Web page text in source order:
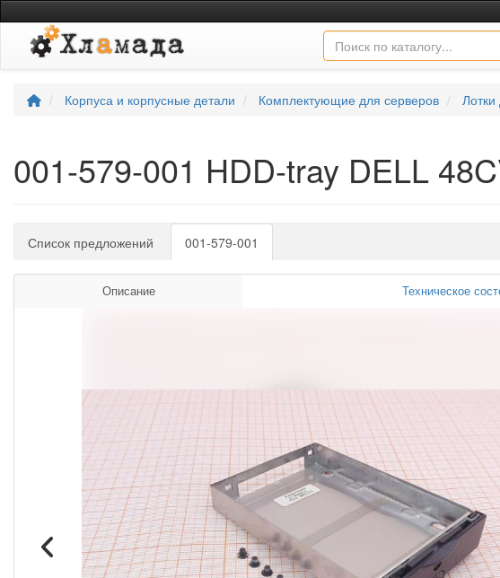
Корпуса и корпусные детали Комплектующие для серверов
001-579-001 HDD-tray DELL
Список предложений 001-579-001
Описание Техническое